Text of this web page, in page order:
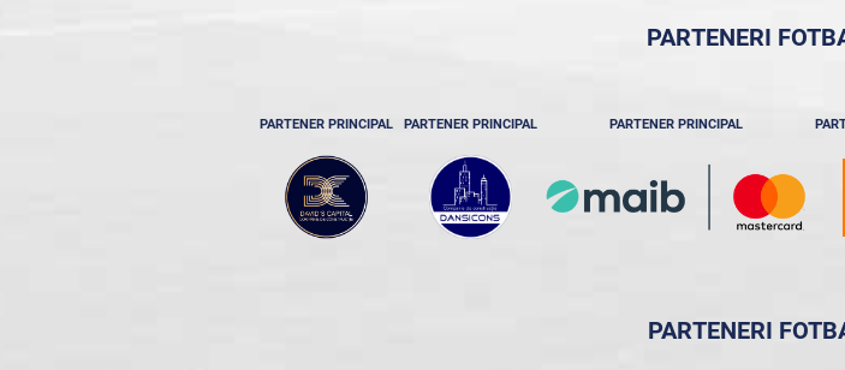
PARTENERI
PARTENER PRINCIPAL PARTENER PRINCIPAL PARTENER PRINCIPAL
PARTENERI